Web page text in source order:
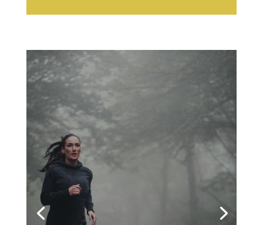
Stärkung der
Immunabwehr:
Vorbereitung von Körper
und Geist
"Angriff ist die beste Verteidigung".
Dieses alte Sprichwort gewinnt an
Bedeutung, wenn es um unsere
wertvollen Abwehrkräfte geht.